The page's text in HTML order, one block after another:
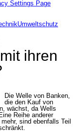
Settings Page
Umweltschutz
ihren
Die Welle von Banken,
die den Kauf von
wächst, da Wells
Reihe anderer
sind ebenfalls Teil